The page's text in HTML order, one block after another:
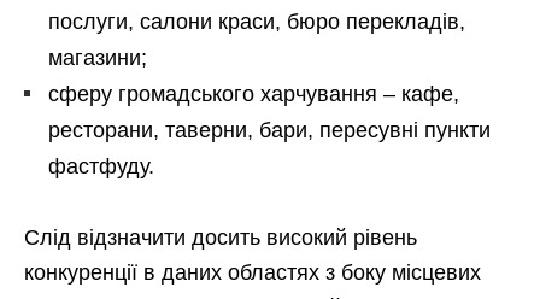
послуги, салони краси, бюро перекладів,
магазини;
сферу громадського харчування – кафе,
ресторани, таверни, бари, пересувні пункти
фастфуду.
Слід відзначити досить високий рівень
конкуренції в даних областях з боку місцевих